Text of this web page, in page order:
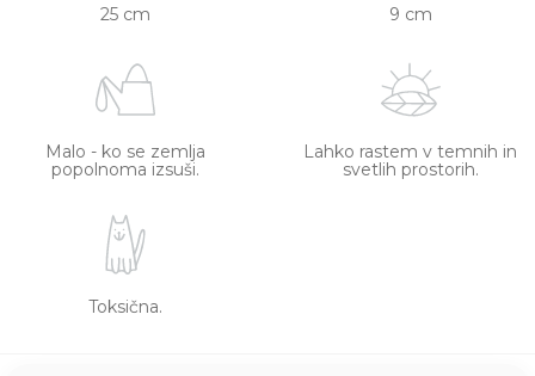
25 cm 9 cm
Malo - ko se zemlja
popolnoma izsuši.
Lahko rastem v temnih in
svetlih prostorih.
Toksična.